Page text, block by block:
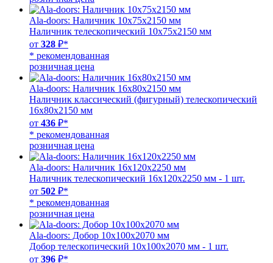
Ala-doors: Наличник 10х75х2150 мм
Наличник телескопический 10х75х2150 мм
от 328 ₽*
* рекомендованная
розничная цена
Ala-doors: Наличник 16х80х2150 мм
Наличник классический (фигурный) телескопический
16х80х2150 мм
от 436 ₽*
* рекомендованная
розничная цена
Ala-doors: Наличник 16х120х2250 мм
Наличник телескопический 16х120х2250 мм - 1 шт.
от 502 ₽*
* рекомендованная
розничная цена
Ala-doors: Добор 10х100х2070 мм
Добор телескопический 10х100х2070 мм - 1 шт.
от 396 ₽*